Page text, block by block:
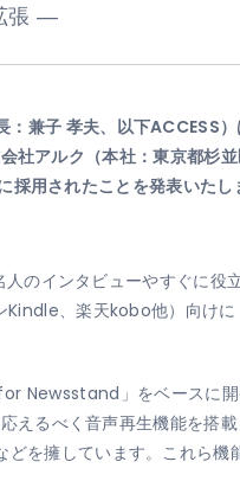
張 ―
兼子 孝夫、以下ACCESS
アルク（本社：東京都杉
採用されたことを発表い
のインタビューやすぐに
、楽天kobo他）向け
for Newsstand」をベースに
えるべく音声再生機能を
どを擁しています。これら